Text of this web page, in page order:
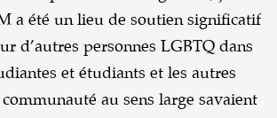
a été un lieu de soutien significatif
d’autres personnes LGBTQ dans
et étudiants et les autres
au sens large savaient